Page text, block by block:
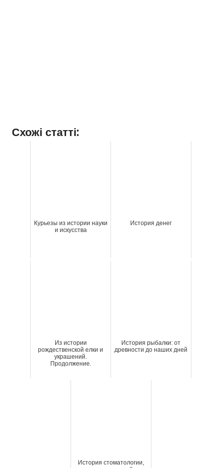
Схожі статті:
Курьезы из истории науки
и искусства
История денег
Из истории
рождественской елки и
украшений.
Продолжение.
История рыбалки: от
древности до наших дней
История стоматологии,